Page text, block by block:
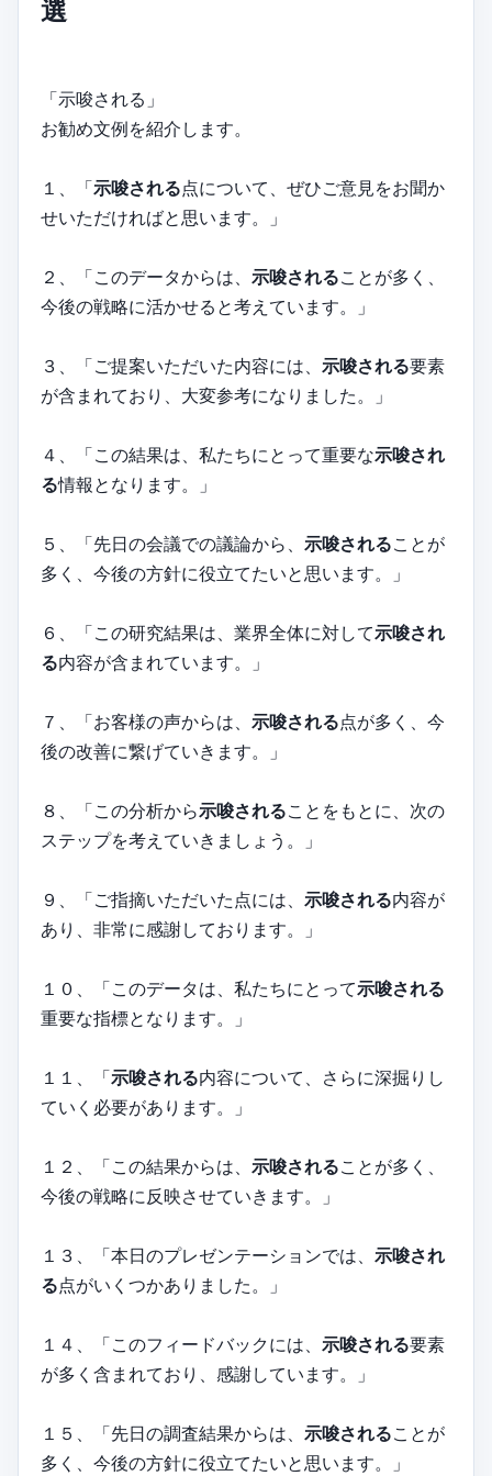
選
「示唆される」
お勧め文例を紹介します。
１、「示唆される点について、ぜひご意見をお聞か
せいただければと思います。」
２、「このデータからは、 示唆されることが多く、
今後の戦略に活かせると考えています。」
３、「ご提案いただいた内容には、 示唆される要素
が含まれており、大変参考になりました。」
４、「この結果は、私たちにとって重要な示唆され
る情報となります。」
５、「先日の会議での議論から、 示唆されることが
多く、今後の方針に役立てたいと思います。」
６、「この研究結果は、業界全体に対して示唆され
る内容が含まれています。」
７、「お客様の声からは、 示唆される点が多く、今
後の改善に繋げていきます。」
８、「この分析から示唆されることをもとに、次の
ステップを考えていきましょう。」
９、「ご指摘いただいた点には、 示唆される内容が
あり、非常に感謝しております。」
１０、「このデータは、私たちにとって示唆される
重要な指標となります。」
１１、「示唆される内容について、さらに深掘りし
ていく必要があります。」
１２、「この結果からは、 示唆されることが多く、
今後の戦略に反映させていきます。」
１３、「本日のプレゼンテーションでは、 示唆され
る点がいくつかありました。」
１４、「このフィードバックには、 示唆される要素
が多く含まれており、感謝しています。」
１５、「先日の調査結果からは、 示唆されることが
多く、今後の方針に役立てたいと思います。」